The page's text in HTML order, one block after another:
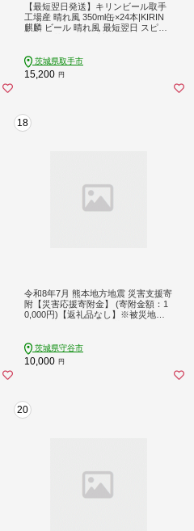
【最短翌日発送】キリンビール取手
工場産 晴れ風 350ml缶×24本|KIRIN
麒麟 ビール 晴れ風 最短翌日 スピー
茨城県取手市
15,200 円
18
令和8年7月 熊本地方地震 災害支援寄
附【災害応援寄附金】 (寄附金額：1
0,000円)【返礼品なし】※被災地の
震 災害 復興 支援 寄附 寄付
茨城県守谷市
10,000 円
20